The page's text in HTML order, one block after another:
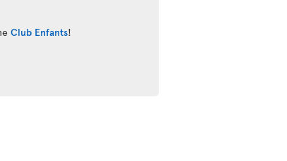
Club Enfants!